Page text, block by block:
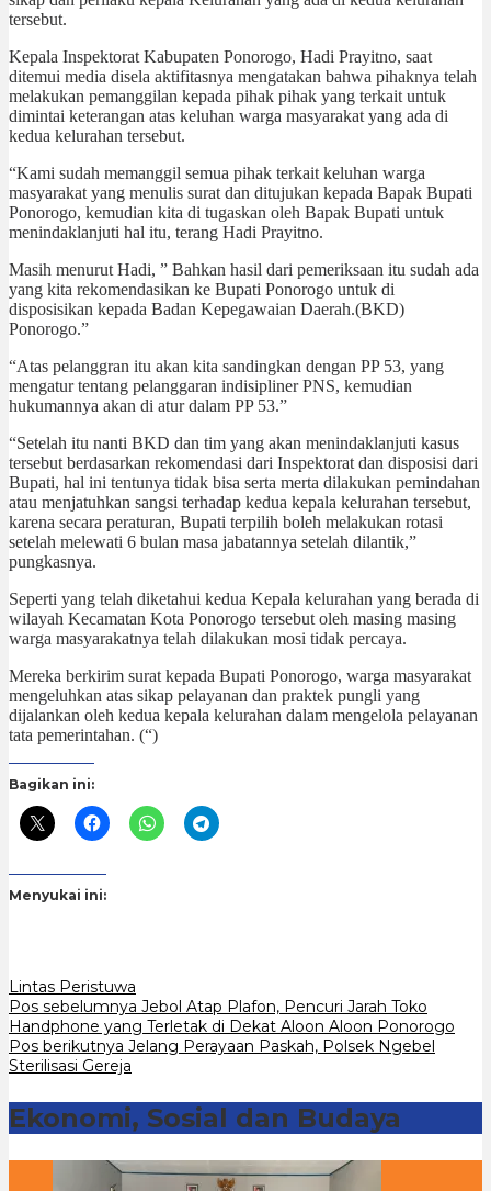
tersebut.
Kepala Inspektorat Kabupaten Ponorogo, Hadi Prayitno, saat
ditemui media disela aktifitasnya mengatakan bahwa pihaknya telah
melakukan pemanggilan kepada pihak pihak yang terkait untuk
dimintai keterangan atas keluhan warga masyarakat yang ada di
kedua kelurahan tersebut.
“Kami sudah memanggil semua pihak terkait keluhan warga
masyarakat yang menulis surat dan ditujukan kepada Bapak Bupati
Ponorogo, kemudian kita di tugaskan oleh Bapak Bupati untuk
menindaklanjuti hal itu, terang Hadi Prayitno.
Masih menurut Hadi, ” Bahkan hasil dari pemeriksaan itu sudah ada
yang kita rekomendasikan ke Bupati Ponorogo untuk di
disposisikan kepada Badan Kepegawaian Daerah.(BKD)
Ponorogo.”
“Atas pelanggran itu akan kita sandingkan dengan PP 53, yang
mengatur tentang pelanggaran indisipliner PNS, kemudian
hukumannya akan di atur dalam PP 53.”
“Setelah itu nanti BKD dan tim yang akan menindaklanjuti kasus
tersebut berdasarkan rekomendasi dari Inspektorat dan disposisi dari
Bupati, hal ini tentunya tidak bisa serta merta dilakukan pemindahan
atau menjatuhkan sangsi terhadap kedua kepala kelurahan tersebut,
karena secara peraturan, Bupati terpilih boleh melakukan rotasi
setelah melewati 6 bulan masa jabatannya setelah dilantik,”
pungkasnya.
Seperti yang telah diketahui kedua Kepala kelurahan yang berada di
wilayah Kecamatan Kota Ponorogo tersebut oleh masing masing
warga masyarakatnya telah dilakukan mosi tidak percaya.
Mereka berkirim surat kepada Bupati Ponorogo, warga masyarakat
mengeluhkan atas sikap pelayanan dan praktek pungli yang
dijalankan oleh kedua kepala kelurahan dalam mengelola pelayanan
tata pemerintahan. (“)
Bagikan ini:
Menyukai ini:
Lintas Peristuwa
Navigasi
pos
Pos sebelumnya Jebol Atap Plafon, Pencuri Jarah Toko
Handphone yang Terletak di Dekat Aloon Aloon Ponorogo
Pos berikutnya Jelang Perayaan Paskah, Polsek Ngebel
Sterilisasi Gereja
Ekonomi, Sosial dan Budaya